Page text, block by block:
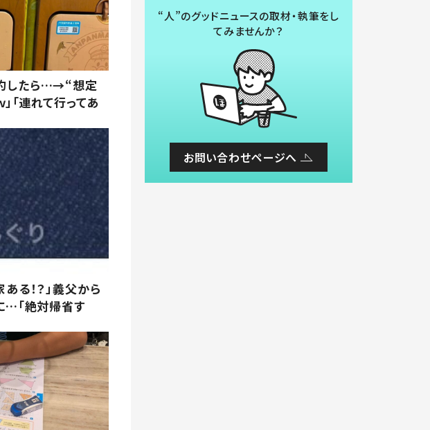
したら…→“想定
「連れて行ってあ
る！？」義父から
…「絶対帰省す
“人”のグッドニュースの取材・執筆をし
てみませんか？
お問い合わせページへ